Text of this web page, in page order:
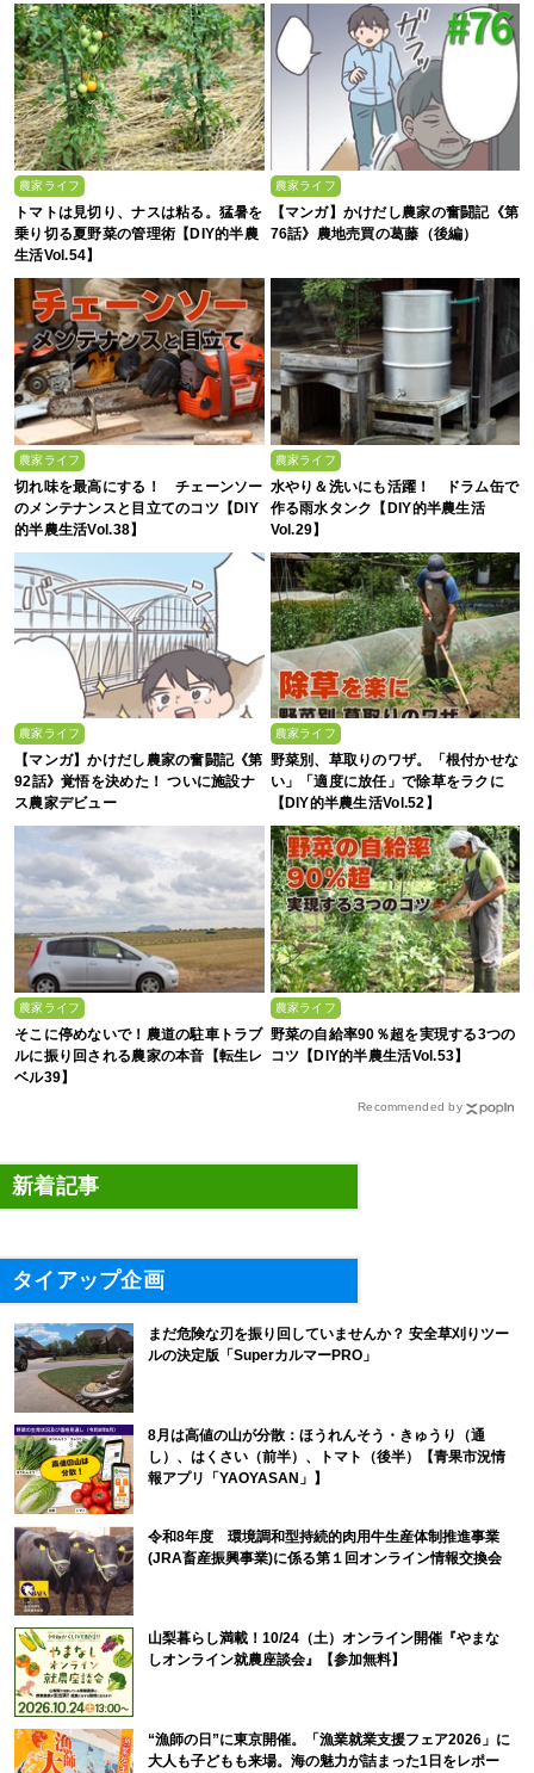
農家ライフ
トマトは見切り、ナスは粘る。猛暑を
乗り切る夏野菜の管理術【DIY的半農
生活Vol.54】
農家ライフ
【マンガ】かけだし農家の奮闘記《第
76話》農地売買の葛藤（後編）
農家ライフ
切れ味を最高にする！ チェーンソー
のメンテナンスと目立てのコツ【DIY
的半農生活Vol.38】
農家ライフ
水やり＆洗いにも活躍！ ドラム缶で
作る雨水タンク【DIY的半農生活
Vol.29】
農家ライフ
【マンガ】かけだし農家の奮闘記《第
92話》覚悟を決めた！ ついに施設ナ
ス農家デビュー
農家ライフ
野菜別、草取りのワザ。「根付かせな
い」「適度に放任」で除草をラクに
【DIY的半農生活Vol.52】
農家ライフ
そこに停めないで！農道の駐車トラブ
ルに振り回される農家の本音【転生レ
ベル39】
農家ライフ
野菜の自給率90％超を実現する3つの
コツ【DIY的半農生活Vol.53】
Recommended by
新着記事
タイアップ企画
まだ危険な刃を振り回していませんか？ 安全草刈りツー
ルの決定版「SuperカルマーPRO」
8月は高値の山が分散：ほうれんそう・きゅうり（通
し）、はくさい（前半）、トマト（後半）【青果市況情
報アプリ「YAOYASAN」】
令和8年度 環境調和型持続的肉用牛生産体制推進事業
(JRA畜産振興事業)に係る第１回オンライン情報交換会
山梨暮らし満載！10/24（土）オンライン開催『やまな
しオンライン就農座談会』【参加無料】
“漁師の日”に東京開催。「漁業就業支援フェア2026」に
大人も子どもも来場。海の魅力が詰まった1日をレポー